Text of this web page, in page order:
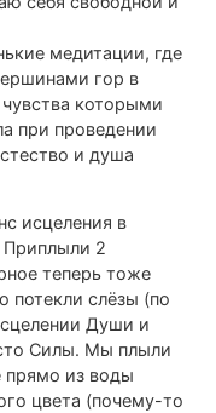
медитации, где
гор в
которыми
при проведении
и душа
исцеления в
Приплыли 2
теперь тоже
потекли слёзы (по
Души и
Силы. Мы плыли
прямо из воды
цвета (почему-то